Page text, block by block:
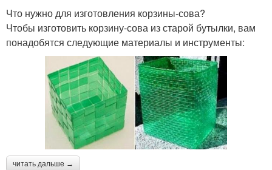
Что нужно для изготовления корзины-сова?
Чтобы изготовить корзину-сова из старой бутылки, вам
понадобятся следующие материалы и инструменты:
читать дальше →